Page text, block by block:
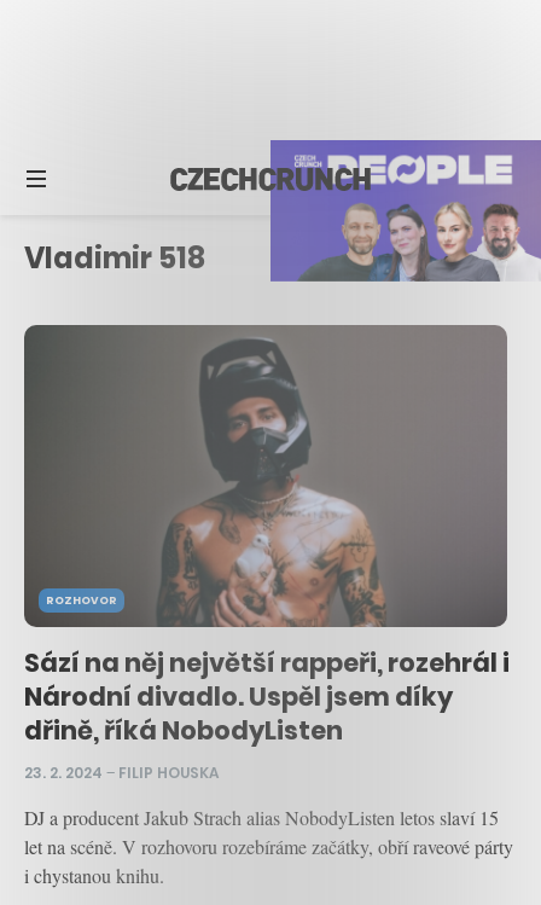
Vladimir 518
ROZHOVOR
Sází na něj největší rappeři, rozehrál i
Národní divadlo. Uspěl jsem díky
dřině, říká NobodyListen
23. 2. 2024 – FILIP HOUSKA
DJ a producent Jakub Strach alias NobodyListen letos slaví 15
let na scéně. V rozhovoru rozebíráme začátky, obří raveové párty
i chystanou knihu.